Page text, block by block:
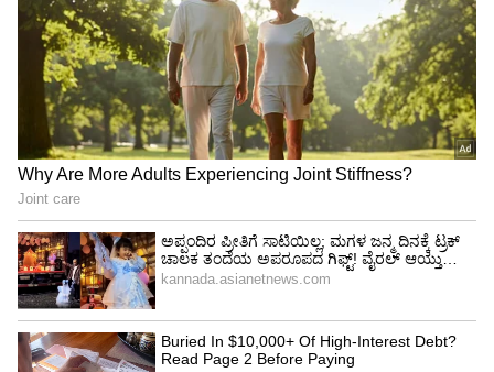
ಆತನನ್ನು ಒಮ್ಮೆ ನೋಡೋಣ ಎಂದು ಜನರು
ಮಾತನಾಡಿಕೊಳ್ಳುತ್ತಿದ್ದಾರೆ. ನಾನು ಕೂಡ ಈ ಬಾರಿ 122
ಹಳ್ಳಿಗಳಿಗೆ ಭೇಟಿ ಕೊಟ್ಟಿದ್ದೇನೆ. ನಿಖಿಲ್ 190 ಹಳ್ಳಿಗಳಿಗೆ ಭೇಟಿ
ಕೊಟ್ಟಿದ್ದಾರೆ. ದೇವೇಗೌಡರು, ಬಿಜೆಪಿ ನಾಯಕರು ಕೂಡ
ಕಾಂಗ್ರೆಸ್ ದಾಳಿ ತಡೆಯಲು ಒಟ್ಟಾಗಿ ಕೆಲಸ ಮಾಡುತ್ತಿದ್ದಾರೆ.
ಹೀಗಾಗಿ ನಿಖಿಲ್ ಗೆಲ್ಲುವುದು ಖಚಿತ ಎಂದು ಕುಮಾರಸ್ವಾಮಿ
ವಿಶ್ವಾಸ ವ್ಯಕ್ತಪಡಿಸಿದರು.